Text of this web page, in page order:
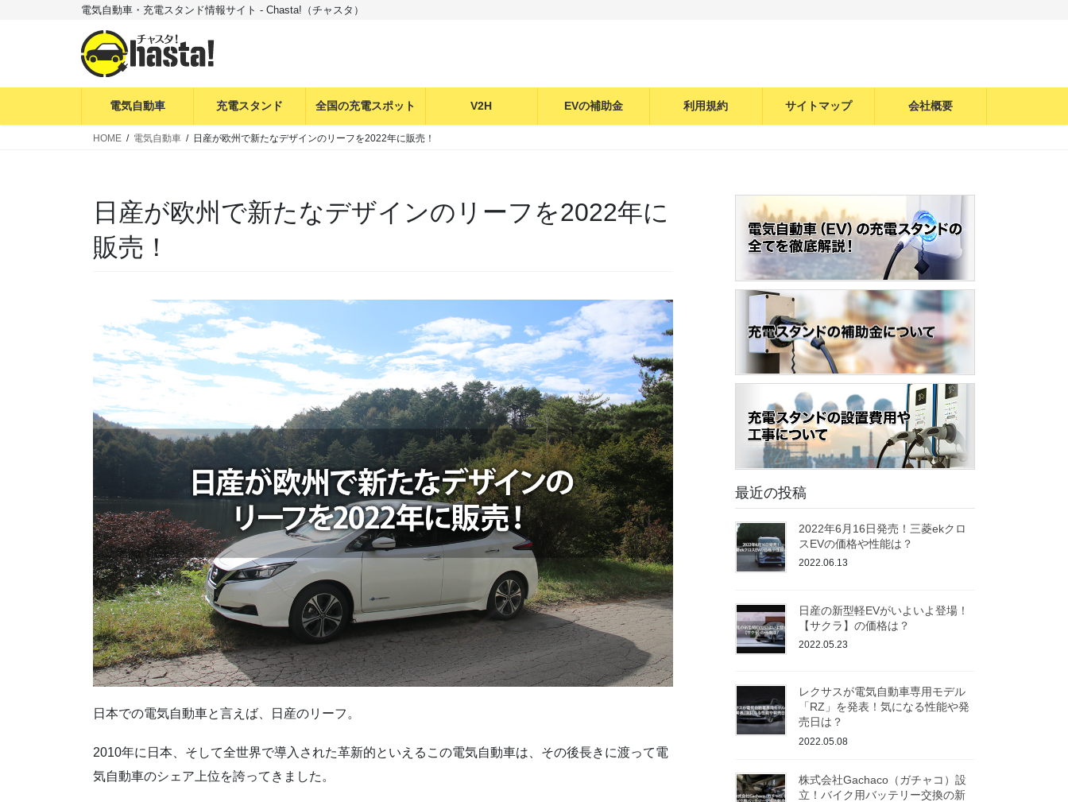
ツ
ス
シ
ン
電気自動車・充電スタンド情報サイト - Chasta!（チャスタ）
電気自動車 充電スタンド 全国の充電スポット V2H EVの補助金 利用規約 サイトマップ 会社概要
HOME 電気自動車 日産が欧州で新たなデザインのリーフを2022年に販売！
日産が欧州で新たなデザインのリーフを2022年に
販売！
日本での電気自動車と言えば、日産のリーフ。
2010年に日本、そして全世界で導入された革新的といえるこの電気自動車は、その後長きに渡って電
気自動車のシェア上位を誇ってきました。
最近の投稿
2022年6月16日発売！三菱ekクロ
スEVの価格や性能は？
2022.06.13
日産の新型軽EVがいよいよ登場！
【サクラ】の価格は？
2022.05.23
レクサスが電気自動車専用モデル
「RZ」を発表！気になる性能や発
売日は？
2022.05.08
株式会社Gachaco（ガチャコ）設
立！バイク用バッテリー交換の新